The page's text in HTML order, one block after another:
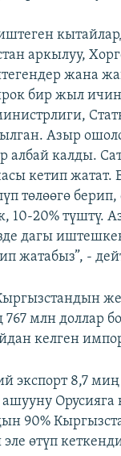
аркылуу,
жана
бир жыл
Азыр
албай калды.
кетип
төлөөгө
10-20% түштү.
дагы
жатабыз”, -
млн доллар
келген
экспорт 8,7
Орусияга
90%
эле өтүп